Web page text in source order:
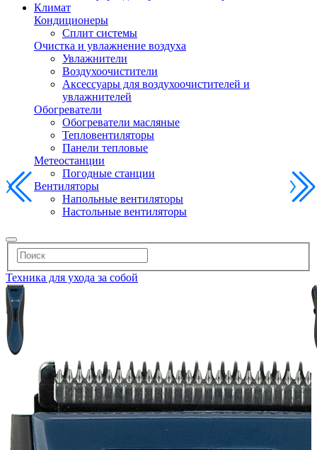
Климат
Кондиционеры
Сплит системы
Очистка и увлажнение воздуха
Увлажнители
Воздухоочистители
Аксессуары для воздухоочистителей и
увлажнителей
Обогреватели
Обогреватели масляные
Тепловентиляторы
Панели тепловые
Метеостанции
Погодные станции
Вентиляторы
Напольные вентиляторы
Настольные вентиляторы
Техника для ухода за собой